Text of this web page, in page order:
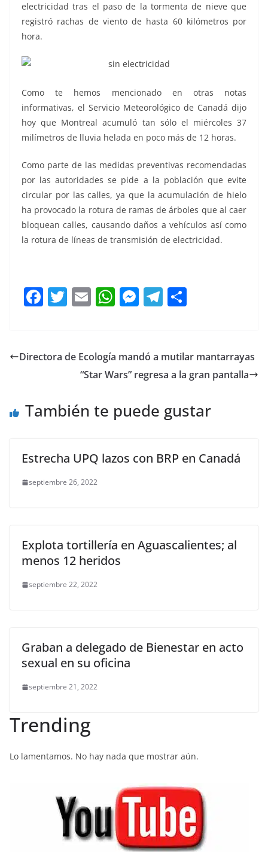
electricidad tras el paso de la tormenta de nieve que
registró rachas de viento de hasta 60 kilómetros por
hora.
Como te hemos mencionado en otras notas
informativas, el Servicio Meteorológico de Canadá dijo
hoy que Montreal acumuló tan sólo el miércoles 37
milímetros de lluvia helada en poco más de 12 horas.
Como parte de las medidas preventivas recomendadas
por las autoridades se pide a la población que evite
circular por las calles, ya que la acumulación de hielo
ha provocado la rotura de ramas de árboles que al caer
bloquean calles, causando daños a vehículos así como
la rotura de líneas de transmisión de electricidad.
F
e
o
T
er
E
l
W
s
A
p
M
e
n
er
T
gr
a
p
ar
Directora de Ecología mandó a mutilar mantarrayas
“Star Wars” regresa a la gran pantalla
También te puede gustar
Estrecha UPQ lazos con BRP en Canadá
septiembre 26, 2022
Explota tortillería en Aguascalientes; al
menos 12 heridos
septiembre 22, 2022
Graban a delegado de Bienestar en acto
sexual en su oficina
septiembre 21, 2022
Trending
Lo lamentamos. No hay nada que mostrar aún.